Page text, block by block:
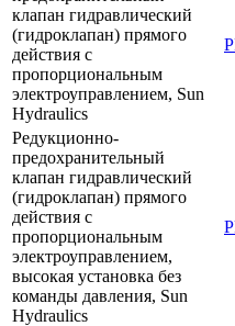
клапан гидравлический
(гидроклапан) прямого
действия с
пропорциональным
электроуправлением, Sun
Hydraulics
Редукционно-
предохранительный
клапан гидравлический
(гидроклапан) прямого
действия с
пропорциональным
электроуправлением,
высокая установка без
команды давления, Sun
Hydraulics